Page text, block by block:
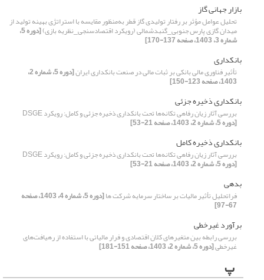
بازار جهانی گاز
تحلیل عوامل مؤثر بر رفتار تولیدی گاز قطر به‌منظور مقایسه با استراتژی بهینه تولید از
میدان گازی پارس جنوبی_گنبدشمالی (رویکرد اقتصادسنجی_نظریه بازی) [دوره 5،
شماره 3، 1403، صفحه 137-170]
بانکداری
تأثیر فناوری مالی بانکی بر ثبات مالی در صنعت بانکداری ایران [دوره 5، شماره 2،
1403، صفحه 123-150]
بانکداری ذخیره جزئی
بررسی آثار زیان رفاهی تکانه‌ها تحت بانکداری ذخیره جزئی و کامل: رویکرد DSGE
[دوره 5، شماره 2، 1403، صفحه 21-53]
بانکداری ذخیره کامل
بررسی آثار زیان رفاهی تکانه‌ها تحت بانکداری ذخیره جزئی و کامل: رویکرد DSGE
[دوره 5، شماره 2، 1403، صفحه 21-53]
بدهی
فراتحلیل تأثیر مالیات بر ساختار سرمایه شرکت ها [دوره 5، شماره 4، 1403، صفحه
67-97]
برآورد غیرخطی
بررسی رابطه بین متغیرهای کلان اقتصادی و فرار مالیاتی با استفاده از رهیافت‌های
غیر‌خطی[دوره 5، شماره 2، 1403، صفحه 151-181]
پ